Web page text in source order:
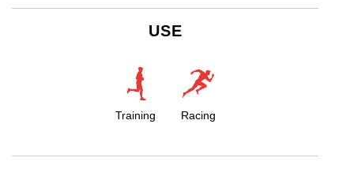
USE
Training Racing